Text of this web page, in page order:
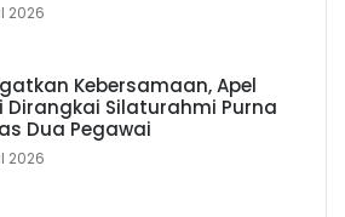
2026
Kebersamaan, Apel
Dirangkai Silaturahmi Purna
Dua Pegawai
2026